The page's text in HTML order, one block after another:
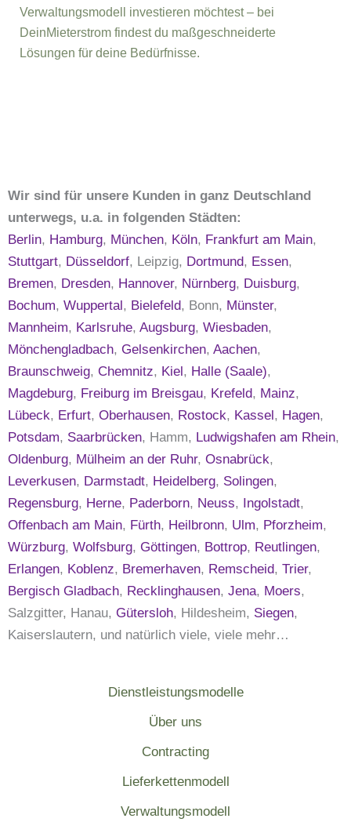
Verwaltungsmodell investieren möchtest – bei
DeinMieterstrom findest du maßgeschneiderte
Lösungen für deine Bedürfnisse.
Wir sind für unsere Kunden in ganz Deutschland
unterwegs, u.a. in folgenden Städten:
Berlin, Hamburg, München, Köln, Frankfurt am Main,
Stuttgart, Düsseldorf, Leipzig, Dortmund, Essen,
Bremen, Dresden, Hannover, Nürnberg, Duisburg,
Bochum, Wuppertal, Bielefeld, Bonn, Münster,
Mannheim, Karlsruhe, Augsburg, Wiesbaden,
Mönchengladbach, Gelsenkirchen, Aachen,
Braunschweig, Chemnitz, Kiel, Halle (Saale),
Magdeburg, Freiburg im Breisgau, Krefeld, Mainz,
Lübeck, Erfurt, Oberhausen, Rostock, Kassel, Hagen,
Potsdam, Saarbrücken, Hamm, Ludwigshafen am Rhein,
Oldenburg, Mülheim an der Ruhr, Osnabrück,
Leverkusen, Darmstadt, Heidelberg, Solingen,
Regensburg, Herne, Paderborn, Neuss, Ingolstadt,
Offenbach am Main, Fürth, Heilbronn, Ulm, Pforzheim,
Würzburg, Wolfsburg, Göttingen, Bottrop, Reutlingen,
Erlangen, Koblenz, Bremerhaven, Remscheid, Trier,
Bergisch Gladbach, Recklinghausen, Jena, Moers,
Salzgitter, Hanau, Gütersloh, Hildesheim, Siegen,
Kaiserslautern, und natürlich viele, viele mehr…
Dienstleistungsmodelle
Über uns
Contracting
Lieferkettenmodell
Verwaltungsmodell